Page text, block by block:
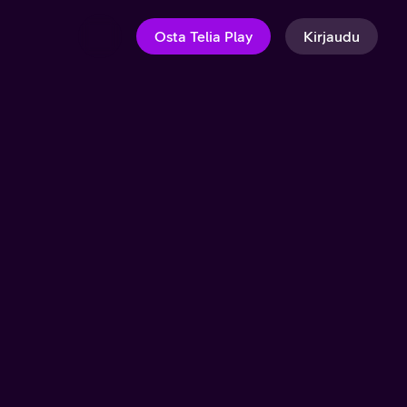
Osta Telia Play Kirjaudu